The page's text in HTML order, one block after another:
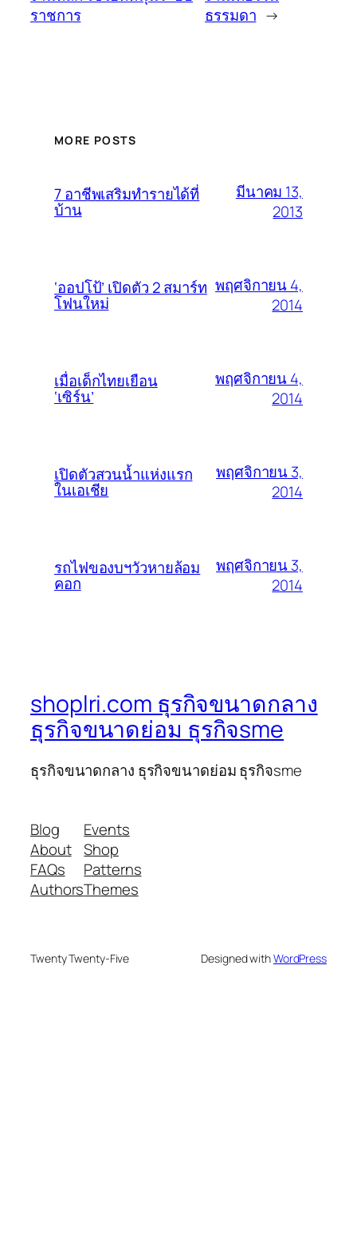
ราชการ
ธรรมดา →
MORE POSTS
7 อาชีพเสริมทำรายได้ที่
บ้าน
มีนาคม 13,
2013
‘ออปโป้’ เปิดตัว 2 สมาร์ท
โฟนใหม่
พฤศจิกายน 4,
2014
เมื่อเด็กไทยเยือน
‘เซิร์น’
พฤศจิกายน 4,
2014
เปิดตัวสวนน้ำแห่งแรก
ในเอเชีย
พฤศจิกายน 3,
2014
รถไฟของบฯวัวหายล้อม
คอก
พฤศจิกายน 3,
2014
shoplri.com ธุรกิจขนาดกลาง
ธุรกิจขนาดย่อม ธุรกิจsme
ธุรกิจขนาดกลาง ธุรกิจขนาดย่อม ธุรกิจsme
Blog
About
FAQs
Authors
Events
Shop
Patterns
Themes
Twenty Twenty-Five Designed withWordPress